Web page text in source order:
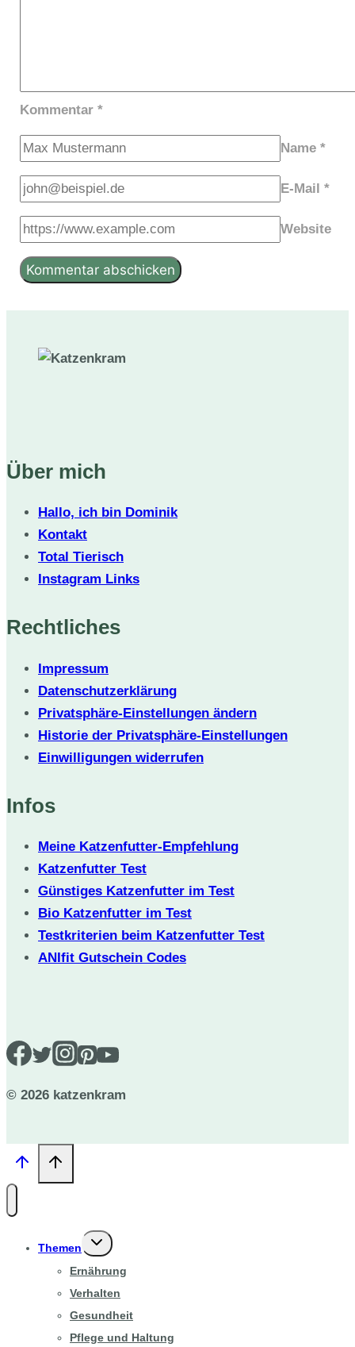
Kommentar *
Name *
E-Mail *
Website
Über mich
Hallo, ich bin Dominik
Kontakt
Total Tierisch
Instagram Links
Rechtliches
Impressum
Datenschutzerklärung
Privatsphäre-Einstellungen ändern
Historie der Privatsphäre-Einstellungen
Einwilligungen widerrufen
Infos
Meine Katzenfutter-Empfehlung
Katzenfutter Test
Günstiges Katzenfutter im Test
Bio Katzenfutter im Test
Testkriterien beim Katzenfutter Test
ANIfit Gutschein Codes
© 2026 katzenkram
Themen
Untermenü
umschalten
Ernährung
Verhalten
Gesundheit
Pflege und Haltung